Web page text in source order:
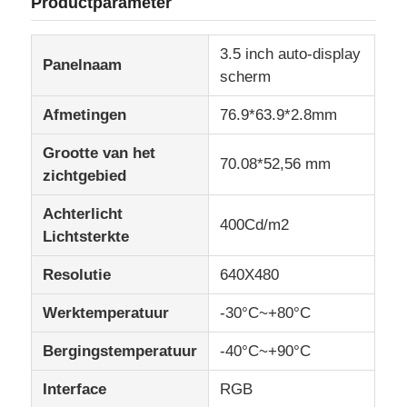
TFT LCD Touchscreen
draagbare lcd-monitor
OLED-Vertoningsmodule
Autolcd Vertoning
Circulair LCD-scherm
LCD touch screenpaneel
Panelnaam
3.5 inch auto-display
scherm
Afmetingen 76.9*63.9*2.8mm
Grootte van het
zichtgebied
70.08*52,56 mm
Achterlicht
Lichtsterkte
400Cd/m2
Resolutie 640X480
Werktemperatuur -30°C~+80°C
Bergingstemperatuur -40°C~+90°C
Interface RGB